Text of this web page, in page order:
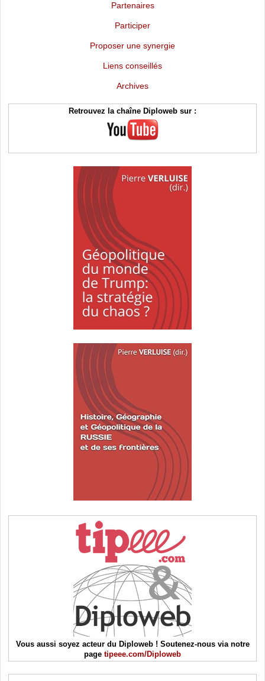
Partenaires
Participer
Proposer une synergie
Liens conseillés
Archives
Retrouvez la chaîne Diploweb sur :
Vous aussi soyez acteur du Diploweb ! Soutenez-nous via notre
page tipeee.com/Diploweb